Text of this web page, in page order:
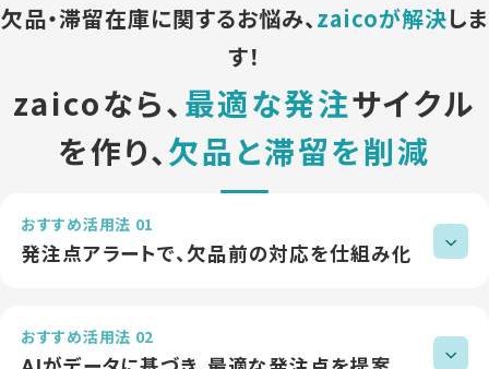
欠品・滞留在庫に関するお悩み、zaicoが解決しま
す！
zaicoなら、 最適な発注サイクル
を作り、欠品と滞留を削減
おすすめ活用法 01
発注点アラートで、欠品前の対応を仕組み化
おすすめ活用法 02